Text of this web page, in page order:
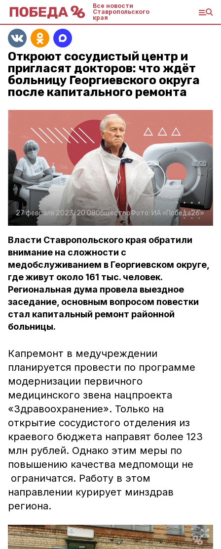
Все новости
Ставропольского
края
Откроют сосудистый центр и
пригласят докторов: что ждёт
больницу Георгиевского округа
после капитального ремонта
27 февраля 2023, 20:08ОбществоФото: ИА «Победа26»
Власти Ставропольского края обратили
внимание на сложности с
медобслуживанием в Георгиевском округе,
где живут около 161 тыс. человек.
Региональная дума провела выездное
заседание, основным вопросом повестки
стал капитальный ремонт районной
больницы.
Капремонт в медучреждении
планируется провести по программе
модернизации первичного
медицинского звена нацпроекта
«Здравоохранение». Только на
открытие сосудистого отделения из
краевого бюджета направят более 123
млн рублей. Однако этим меры по
повышению качества медпомощи не
ограничатся. Работу в этом
направлении курирует минздрав
региона.